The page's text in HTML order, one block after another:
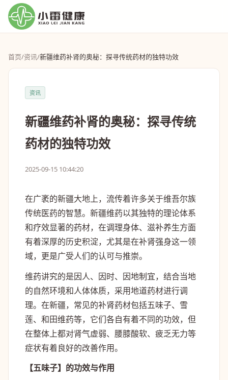
首页/资讯/新疆维药补肾的奥秘：探寻传统药材的独特功效
资讯
新疆维药补肾的奥秘：探寻传统
药材的独特功效
2025-09-15 10:44:20
在广袤的新疆大地上，流传着许多关于维吾尔族
传统医药的智慧。新疆维药以其独特的理论体系
和疗效显著的药材，在调理身体、滋补养生方面
有着深厚的历史积淀，尤其是在补肾强身这一领
域，更是广受人们的认可与推崇。
维药讲究的是因人、因时、因地制宜，结合当地
的自然环境和人体体质，采用地道药材进行调
理。在新疆，常见的补肾药材包括五味子、雪
莲、和田维药等，它们各自有着不同的功效，但
在整体上都对肾气虚弱、腰膝酸软、疲乏无力等
症状有着良好的改善作用。
【五味子】的功效与作用